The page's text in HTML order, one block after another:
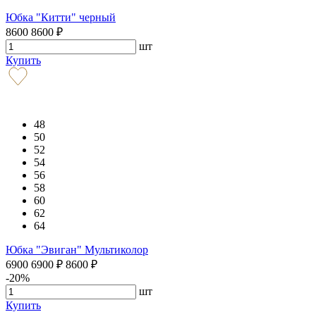
Юбка "Китти" черный
8600 8600 ₽
шт
Купить
48
50
52
54
56
58
60
62
64
Юбка "Эвиган" Мультиколор
6900 6900 ₽ 8600 ₽
-20%
шт
Купить